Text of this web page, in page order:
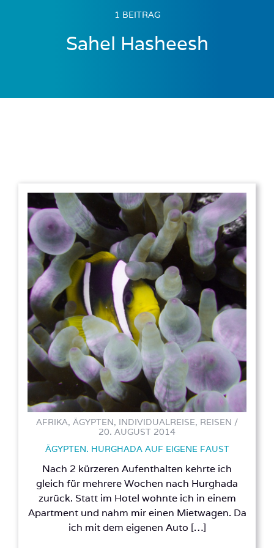
1 BEITRAG
Sahel Hasheesh
AFRIKA, ÄGYPTEN, INDIVIDUALREISE, REISEN /
20. AUGUST 2014
ÄGYPTEN. HURGHADA AUF EIGENE FAUST
Nach 2 kürzeren Aufenthalten kehrte ich
gleich für mehrere Wochen nach Hurghada
zurück. Statt im Hotel wohnte ich in einem
Apartment und nahm mir einen Mietwagen. Da
ich mit dem eigenen Auto […]